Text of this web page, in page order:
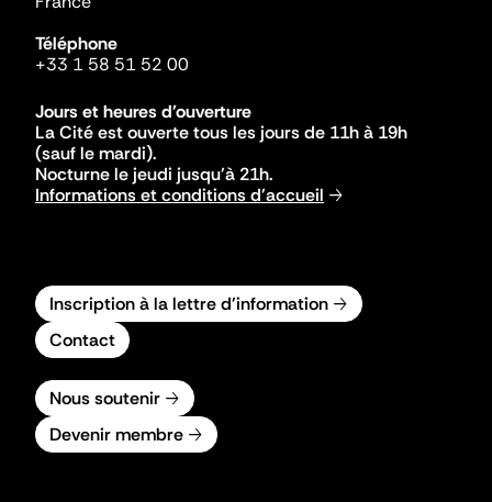
Téléphone
+33 1 58 51 52 00
Jours et heures d'ouverture
La Cité est ouverte tous les jours de 11h à 19h
(sauf le mardi).
Nocturne le jeudi jusqu'à 21h.
Informations et conditions d'accueil
Inscription à la lettre d'information
Contact
Nous soutenir
Devenir membre